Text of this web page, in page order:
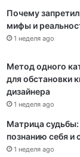
Почему
мифы и
1 неделя ago
Метод одного
для обстановки
дизайнера
1 неделя ago
Матрица
познанию себя и
1 неделя ago